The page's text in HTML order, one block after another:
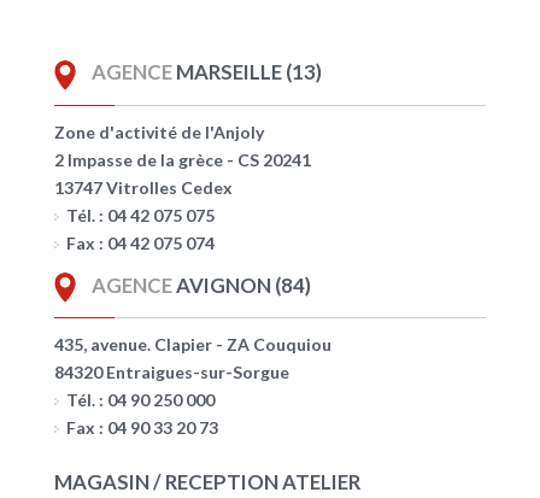
AGENCEMARSEILLE (13)
Zone d'activité de l'Anjoly
2 Impasse de la grèce - CS 20241
13747 Vitrolles Cedex
Tél. : 04 42 075 075
Fax : 04 42 075 074
AGENCEAVIGNON (84)
435, avenue. Clapier - ZA Couquiou
84320 Entraigues-sur-Sorgue
Tél. : 04 90 250 000
Fax : 04 90 33 20 73
MAGASIN / RECEPTION ATELIER